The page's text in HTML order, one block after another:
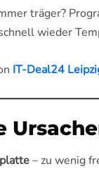
träger?
wieder
IT-Deal24
– zu wenig